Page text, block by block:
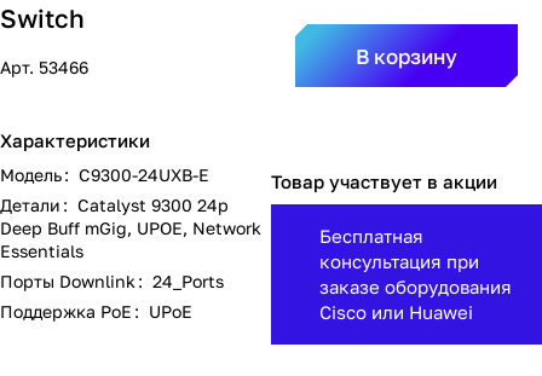
Switch
Арт. 53466
Характеристики
Модель: C9300-24UXB-E
Детали: Catalyst 9300 24p
Deep Buff mGig, UPOE, Network
Essentials
Порты Downlink: 24_Ports
Поддержка PoE: UPoE
В корзину
Товар участвует в акции
Бесплатная
консультация при
заказе оборудования
Cisco или Huawei